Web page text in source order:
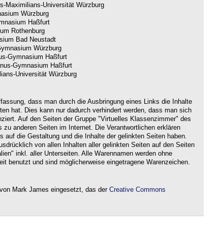
Maximilians-Universität Würzburg
Würzburg
Haßfurt
Rothenburg
Bad Neustadt
Würzburg
Gymnasium Haßfurt
Gymnasium Haßfurt
Universität Würzburg
dass man durch die Ausbringung eines Links die Inhalte
hat. Dies kann nur dadurch verhindert werden, dass man sich
Auf den Seiten der Gruppe "Virtuelles Klassenzimmer" des
anderen Seiten im Internet. Die Verantwortlichen erklären
auf die Gestaltung und die Inhalte der gelinkten Seiten haben.
von allen Inhalten aller gelinkten Seiten auf den Seiten
inkl. aller Unterseiten. Alle Warennamen werden ohne
benutzt und sind möglicherweise eingetragene Warenzeichen.
von Mark James eingesetzt, das der Creative Commons